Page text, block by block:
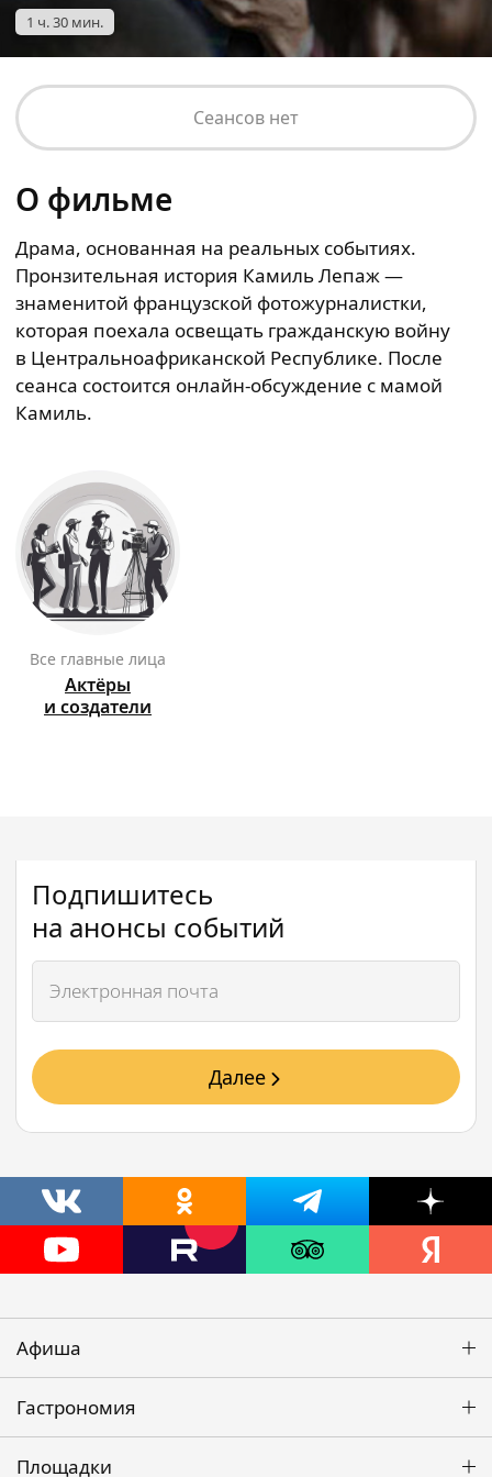
1 ч. 30 мин.
Сеансов нет
О фильме
Драма, основанная на реальных событиях.
Пронзительная история Камиль Лепаж —
знаменитой французской фотожурналистки,
которая поехала освещать гражданскую войну
в Центральноафриканской Республике. После
сеанса состоится онлайн-обсуждение с мамой
Камиль.
Все главные лица
Актёры
и создатели
Подпишитесь
на анонсы событий
Далее
Афиша
Гастрономия
Площадки